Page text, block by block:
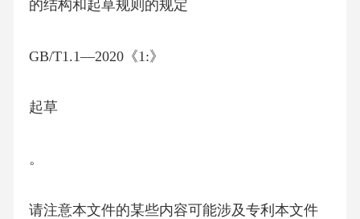
的结构和起草规则的规定
GB/T1.1—2020《1:》
起草
。
请注意本文件的某些内容可能涉及专利本文件